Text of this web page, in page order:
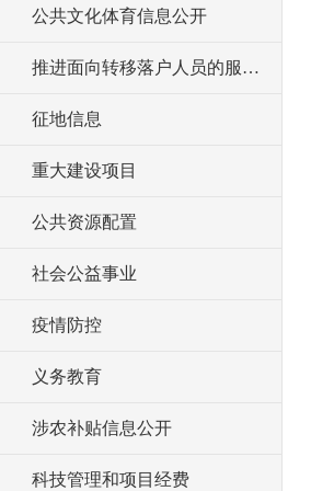
公共文化体育信息公开
推进面向转移落户人员的服务公开
征地信息
重大建设项目
公共资源配置
社会公益事业
疫情防控
义务教育
涉农补贴信息公开
科技管理和项目经费